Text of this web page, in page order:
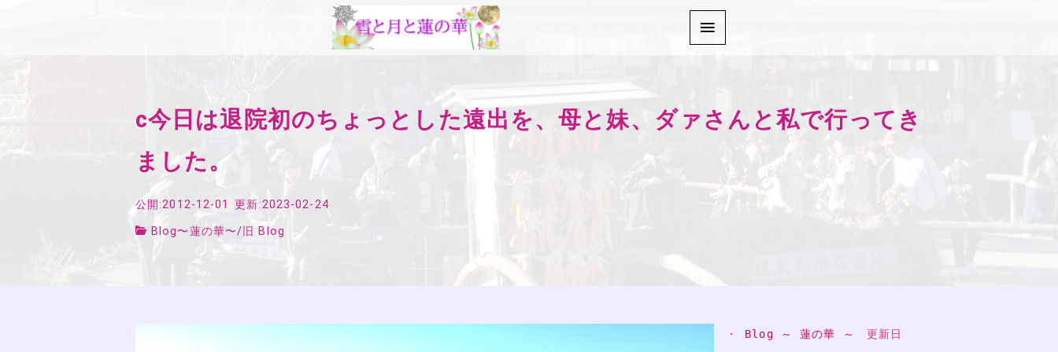
c今日は退院初のちょっとした遠出を、母と妹、ダァさんと私で行ってき
ました。
公開:2012-12-01
更新:2023-02-24
Blog〜蓮の華〜/ 旧 Blog
・ Blog ～ 蓮の華 ～ 更新日